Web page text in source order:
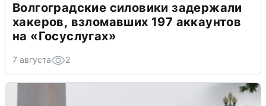
Волгоградские силовики задержали
хакеров, взломавших 197 аккаунтов
на «Госуслугах»
7 августа 2